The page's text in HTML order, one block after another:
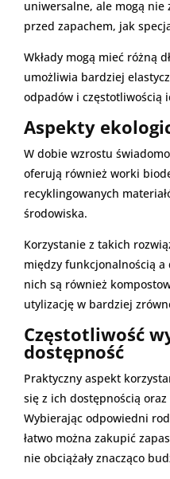
uniwersalne, ale mogą
przed zapachem, jak
Wkłady mogą mieć różną
umożliwia bardziej
odpadów i częstotliwością
Aspekty
W dobie wzrostu
oferują również worki
recyklingowanych
środowiska.
Korzystanie z takich
między funkcjonalnością a
nich są również
utylizację w bardziej
Częstotliwość
dostępność
Praktyczny aspekt
się z ich dostępnością
Wybierając odpowiedni
łatwo można zakupić
nie obciążały znacząco